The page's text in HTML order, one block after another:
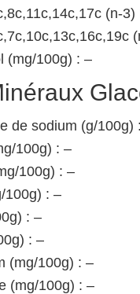
(n-3)
(mg/100g) : –
de sodium (g/100g)
100g) : –
100g) : –
100g) : –
: –
: –
(mg/100g) : –
(mg/100g) : –